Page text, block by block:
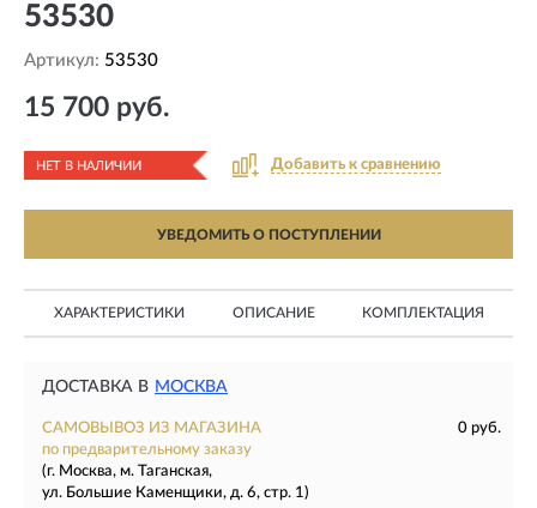
53530
Артикул: 53530
15 700 руб.
НЕТ В НАЛИЧИИ Добавить к сравнению
УВЕДОМИТЬ О ПОСТУПЛЕНИИ
ХАРАКТЕРИСТИКИ ОПИСАНИЕ КОМПЛЕКТАЦИЯ
ДОСТАВКА В МОСКВА
САМОВЫВОЗ ИЗ МАГАЗИНА
0 руб.
по предварительному заказу
(г. Москва, м. Таганская,
ул. Большие Каменщики, д. 6, стр. 1)